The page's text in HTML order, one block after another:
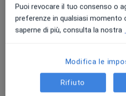
Venereologo Brindisi
Venereologo Brolo
Venereologo Busto Arsizio
Puoi revocare il tuo consenso o
preferenze in qualsiasi momento
saperne di più, consulta la nostra
Modifica le
Rifiuto